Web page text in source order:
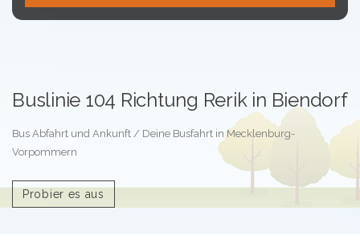
Buslinie 104 Richtung Rerik in Biendorf
Bus Abfahrt und Ankunft / Deine Busfahrt in Mecklenburg-
Vorpommern
Probier es aus